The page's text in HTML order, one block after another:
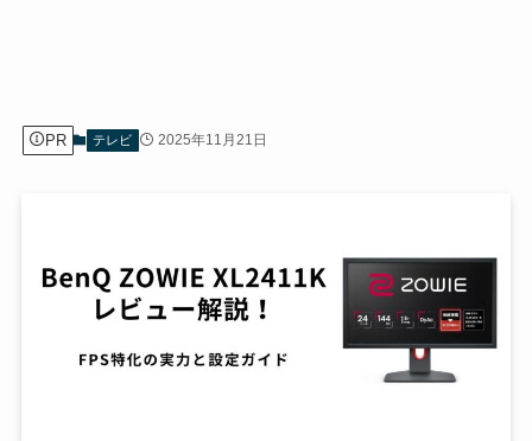
PR テレビ 2025年11月21日